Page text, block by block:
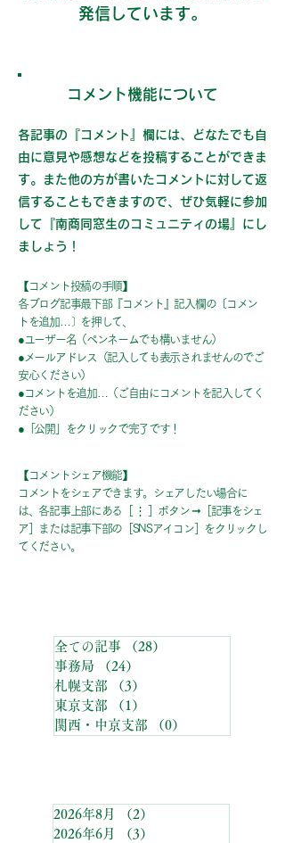
発信しています。
コメント機能について
各記事の『コメント』欄には、どなたでも自
由に意見や感想などを投稿することができま
す。また他の方が書いたコメントに対して返
信することもできますので、ぜひ気軽に参加
して『南商同窓生のコミュニティの場』にし
ましょう！
【コメント投稿の手順】
各ブログ記事最下部『コメント』記入欄の〔コメン
トを追加…〕を押して、
●ユーザー名（ペンネームでも構いません）
●メールアドレス（記入しても表示されませんのでご
安心ください）
●コメントを追加…（ご自由にコメントを記入してく
ださい）
●「公開」をクリックで完了です！
【コメントシェア機能】
コメントをシェアできます。シェアしたい場合に
は、各記事上部にある［ ⋮ ］ボタン ➞［記事をシェ
ア］または記事下部の［SNSアイコン］をクリックし
てください。
全ての記事 （28）
事務局
（24）
札幌支部
（3）
東京支部
（1）
関西・中京支部
（0）
2026年8月 （2）
2026年6月
（3）